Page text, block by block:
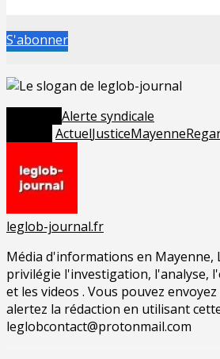
S'abonner
Alerte syndicale
ActuelJusticeMayenne
leglob-journal.fr
Média d'informations en Mayenne,
privilégie l'investigation, l'analyse,
et les videos . Vous pouvez
alertez la rédaction en utilisant
leglobcontact@protonmail.com